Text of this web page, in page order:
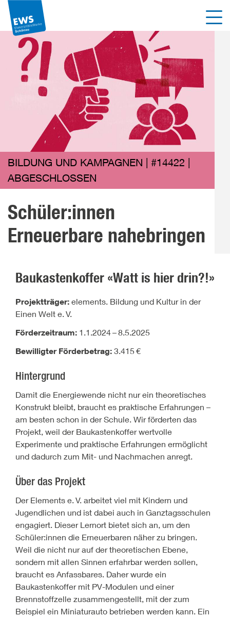
Direkt
zum
Inhalt
springen
BILDUNG UND KAMPAGNEN | #14422 |
ABGESCHLOSSEN
Schüler:innen
Erneuerbare nahebringen
Baukastenkoffer «Watt is hier drin?!»
Projektträger: elements. Bildung und Kultur in der
Einen Welt e. V.
Förderzeitraum: 1.1.2024–8.5.2025
Bewilligter Förderbetrag: 3.415 €
Hintergrund
Damit die Energiewende nicht nur ein theoretisches
Konstrukt bleibt, braucht es praktische Erfahrungen –
am besten schon in der Schule. Wir förderten das
Projekt, weil der Baukastenkoffer wertvolle
Experimente und praktische Erfahrungen ermöglicht
und dadurch zum Mit- und Nachmachen anregt.
Über das Projekt
Der Elements e. V. arbeitet viel mit Kindern und
Jugendlichen und ist dabei auch in Ganztagsschulen
engagiert. Dieser Lernort bietet sich an, um den
Schüler:innen die Erneuerbaren näher zu bringen.
Weil die nicht nur auf der theoretischen Ebene,
sondern mit allen Sinnen erfahrbar werden sollen,
braucht es Anfassbares. Daher wurde ein
Baukastenkoffer mit PV-Modulen und einer
Brennstoffzelle zusammengestellt, mit der zum
Beispiel ein Miniaturauto betrieben werden kann. Ein